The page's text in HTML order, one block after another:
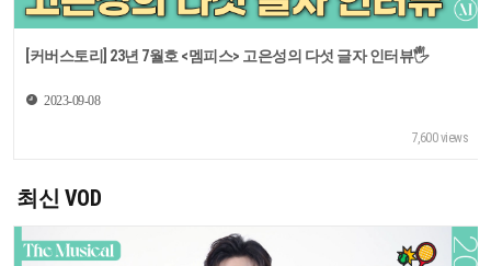
[커버스토리] 23년 7월호 <멤피스> 고은성의 다섯 글자 인터뷰🖐
2023-09-08
7,600 views
최신 VOD